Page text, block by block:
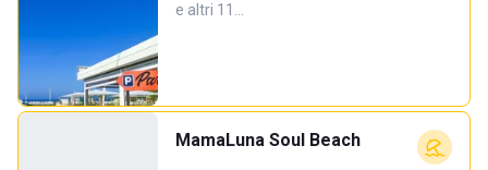
e altri 11…
MamaLuna Soul Beach